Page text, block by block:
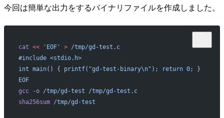
今回は簡単な出力をするバイナリファイルを作成しました。
cat << 'EOF' > /tmp/gd-test.c
#include <stdio.h>
int main() { printf("gd-test-binary\n"); return 0; }
EOF
gcc -o /tmp/gd-test /tmp/gd-test.c
sha256sum /tmp/gd-test